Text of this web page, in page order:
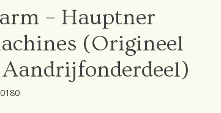
– Hauptner
(Origineel